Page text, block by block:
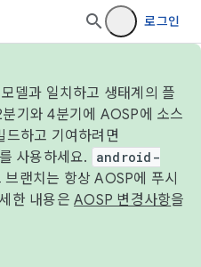
로그인
델과 일치하고 생태계의 플
기와 4분기에 AOSP에 소스
드하고 기여하려면
를 사용하세요.
android-
브랜치는 항상 AOSP에 푸시
한 내용은 AOSP 변경사항을